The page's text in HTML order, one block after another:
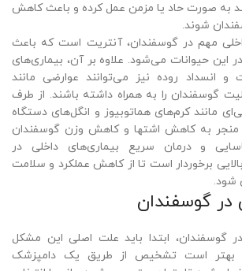
به صورت حاد یا مزمن عمل کرده و باعث کاهش
شوند.
مهم در گوسفندان، آنتریت است که باعث
این حیوانات می‌شود. علاوه بر آن، بیماری‌های
و انسداد روده نیز می‌توانند عوارضی مانند
گوسفندان را به همراه داشته باشند. از طرف
مانند کرم‌های هماتوبیوز و انگل‌های دستگاه
منجر به کاهش اشتها و کاهش وزن گوسفندان
و درمان سریع بیماری‌های داخلی در
برخوردار است تا از کاهش عملکرد و سلامت
شود.
در گوسفندان
گوسفندان، ابتدا باید علت اصلی این مشکل
بهتر است تشخیص از طریق یک دامپزشک